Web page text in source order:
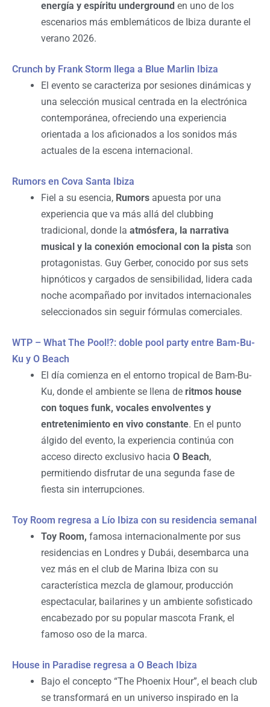
energía y espíritu underground en uno de los
escenarios más emblemáticos de Ibiza durante el
verano 2026.
Crunch by Frank Storm llega a Blue Marlin Ibiza
El evento se caracteriza por sesiones dinámicas y
una selección musical centrada en la electrónica
contemporánea, ofreciendo una experiencia
orientada a los aficionados a los sonidos más
actuales de la escena internacional.
Rumors en Cova Santa Ibiza
Fiel a su esencia, Rumors apuesta por una
experiencia que va más allá del clubbing
tradicional, donde la atmósfera, la narrativa
musical y la conexión emocional con la pista son
protagonistas. Guy Gerber, conocido por sus sets
hipnóticos y cargados de sensibilidad, lidera cada
noche acompañado por invitados internacionales
seleccionados sin seguir fórmulas comerciales.
WTP – What The Pool!?: doble pool party entre Bam-Bu-
Ku y O Beach
El día comienza en el entorno tropical de Bam-Bu-
Ku, donde el ambiente se llena de ritmos house
con toques funk, vocales envolventes y
entretenimiento en vivo constante. En el punto
álgido del evento, la experiencia continúa con
acceso directo exclusivo hacia O Beach,
permitiendo disfrutar de una segunda fase de
fiesta sin interrupciones.
Toy Room regresa a Lío Ibiza con su residencia semanal
Toy Room, famosa internacionalmente por sus
residencias en Londres y Dubái, desembarca una
vez más en el club de Marina Ibiza con su
característica mezcla de glamour, producción
espectacular, bailarines y un ambiente sofisticado
encabezado por su popular mascota Frank, el
famoso oso de la marca.
House in Paradise regresa a O Beach Ibiza
Bajo el concepto “The Phoenix Hour”, el beach club
se transformará en un universo inspirado en la